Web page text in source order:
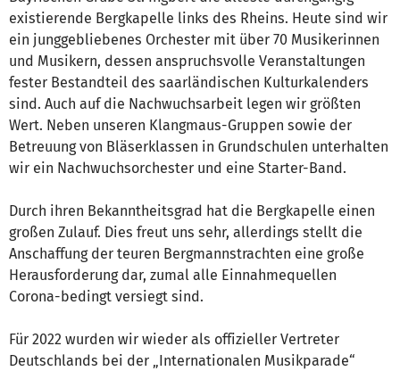
existierende Bergkapelle links des Rheins. Heute sind wir
ein junggebliebenes Orchester mit über 70 Musikerinnen
und Musikern, dessen anspruchsvolle Veranstaltungen
fester Bestandteil des saarländischen Kulturkalenders
sind. Auch auf die Nachwuchsarbeit legen wir größten
Wert. Neben unseren Klangmaus-Gruppen sowie der
Betreuung von Bläserklassen in Grundschulen unterhalten
wir ein Nachwuchsorchester und eine Starter-Band.
Durch ihren Bekanntheitsgrad hat die Bergkapelle einen
großen Zulauf. Dies freut uns sehr, allerdings stellt die
Anschaffung der teuren Bergmannstrachten eine große
Herausforderung dar, zumal alle Einnahmequellen
Corona-bedingt versiegt sind.
Für 2022 wurden wir wieder als offizieller Vertreter
Deutschlands bei der „Internationalen Musikparade“